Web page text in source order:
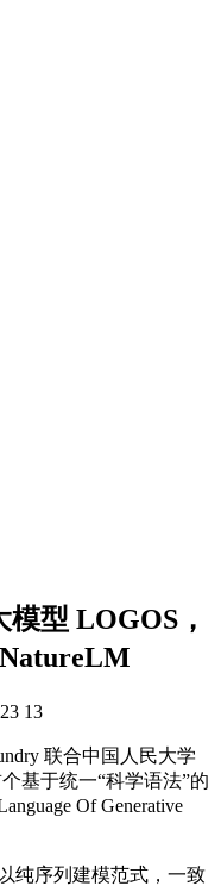
型 LOGOS，
13
联合中国人民大学
基于统一“科学语法”的
Of Generative
纯序列建模范式，一致